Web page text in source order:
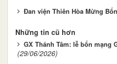
Đan viện Thiên Hòa Mừng
Những tin cũ hơn
GX Thánh Tâm: lễ bổn mạng
(29/06/2026)